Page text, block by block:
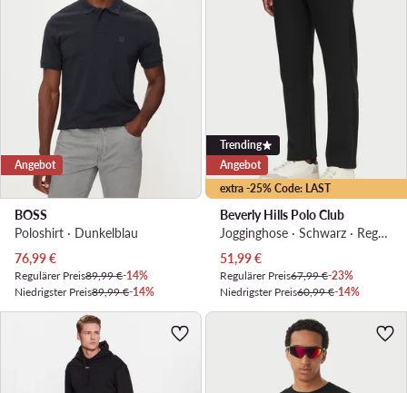
Angebot
BOSS
Poloshirt · Dunkelblau
Aktueller Preis
76,99€
Regulärer Preis89,99 €-14%
Niedrigster Preis89,99 €-14%
extra -25% Code: LAST
Trending
Angebot
Beverly Hills Polo Club
Jogginghose · Schwarz · Regular Fit
Aktueller Preis
51,99€
Regulärer Preis67,99 €-23%
Niedrigster Preis60,99 €-14%